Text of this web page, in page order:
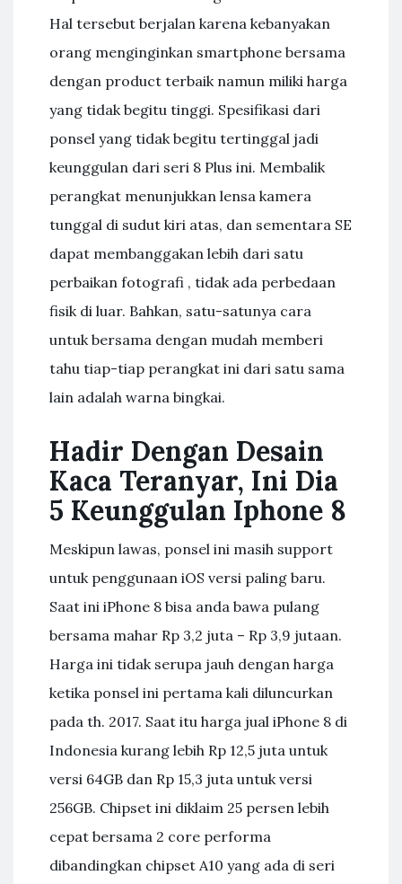
Hal tersebut berjalan karena kebanyakan
orang menginginkan smartphone bersama
dengan product terbaik namun miliki harga
yang tidak begitu tinggi. Spesifikasi dari
ponsel yang tidak begitu tertinggal jadi
keunggulan dari seri 8 Plus ini. Membalik
perangkat menunjukkan lensa kamera
tunggal di sudut kiri atas, dan sementara SE
dapat membanggakan lebih dari satu
perbaikan fotografi , tidak ada perbedaan
fisik di luar. Bahkan, satu-satunya cara
untuk bersama dengan mudah memberi
tahu tiap-tiap perangkat ini dari satu sama
lain adalah warna bingkai.
Hadir Dengan Desain
Kaca Teranyar, Ini Dia
5 Keunggulan Iphone 8
Meskipun lawas, ponsel ini masih support
untuk penggunaan iOS versi paling baru.
Saat ini iPhone 8 bisa anda bawa pulang
bersama mahar Rp 3,2 juta – Rp 3,9 jutaan.
Harga ini tidak serupa jauh dengan harga
ketika ponsel ini pertama kali diluncurkan
pada th. 2017. Saat itu harga jual iPhone 8 di
Indonesia kurang lebih Rp 12,5 juta untuk
versi 64GB dan Rp 15,3 juta untuk versi
256GB. Chipset ini diklaim 25 persen lebih
cepat bersama 2 core performa
dibandingkan chipset A10 yang ada di seri